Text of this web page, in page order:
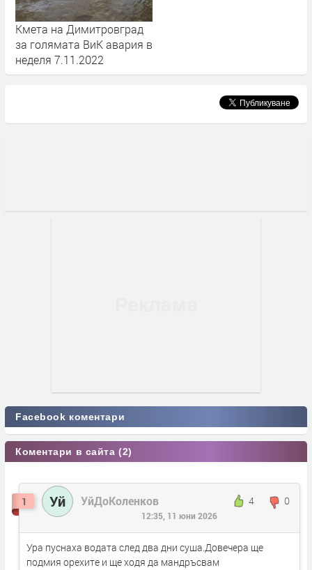
Кмета на Димитровград
за голямата ВиК авария в
неделя 7.11.2022
Facebook коментари
Коментари в сайта (2)
1 Уй УйДоКоленков 4 0
12:35, 11 юни 2026
Ура пуснаха водата след два дни суша.Довечера ще
подмия орехите и ще ходя да мандръсвам